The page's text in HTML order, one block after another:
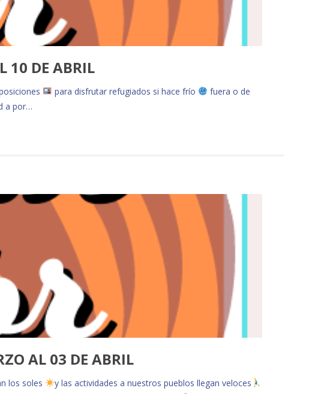
10 DE ABRIL
para disfrutar refugiados si hace frío
fuera o de
a por…
AL 03 DE ABRIL
los soles
y las actividades a nuestros pueblos llegan veloces